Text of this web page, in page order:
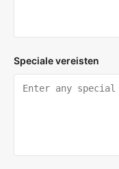
Speciale vereisten